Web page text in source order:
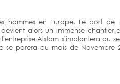
hommes en Europe. Le port
alors un immense chantier
Alstom s'implantera au
parera au mois de Novembre